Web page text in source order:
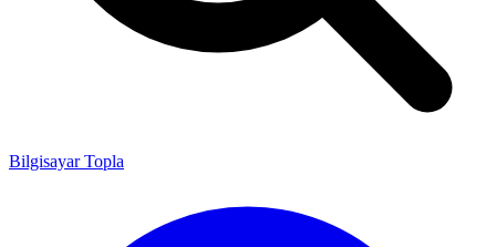
Bilgisayar Topla